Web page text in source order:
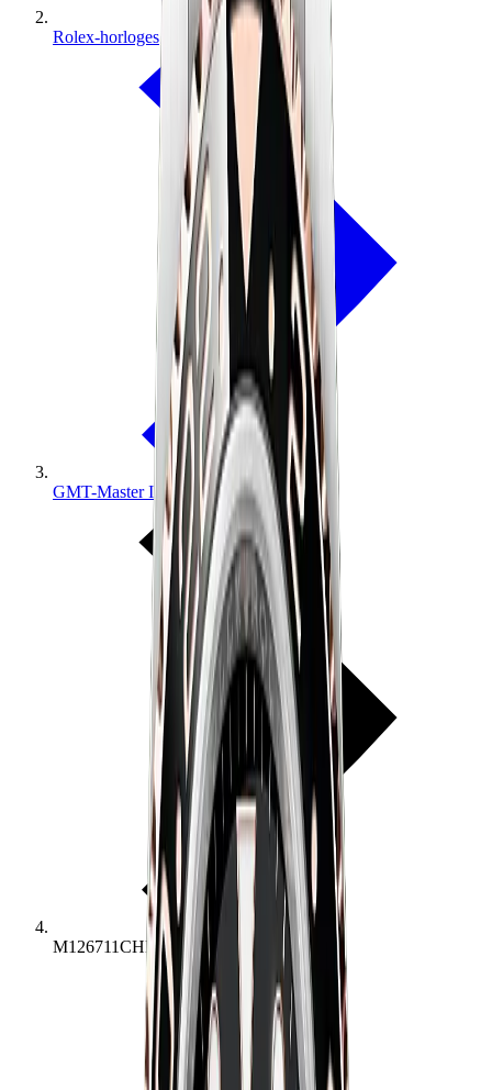
Rolex-horloges
GMT-Master II
M126711CHNR-0002